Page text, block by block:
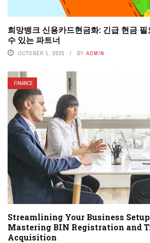
희망뱅크 신용카드현금화: 긴급 현금
수 있는 파트너
OCTOBER 1, 2025 BY ADMIN
FINANCE
Streamlining Your Business
Mastering BIN Registration and
Acquisition